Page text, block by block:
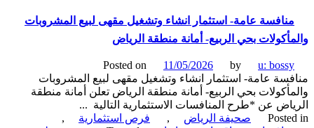
عامة- استثمار انشاء وتشغيل مقهى لبيع المشروبات
بحي الربيع- أمانة منطقة الرياض
Posted on 11/05/2026 by
u:
عامة- استثمار انشاء وتشغيل مقهى لبيع المشروبات
بحي الربيع- أمانة منطقة الرياض تعلن أمانة منطقة
عن *طرح المنافسات الاستثمارية التالية ...
صحيفة الرياض , فرص استثمارية
,